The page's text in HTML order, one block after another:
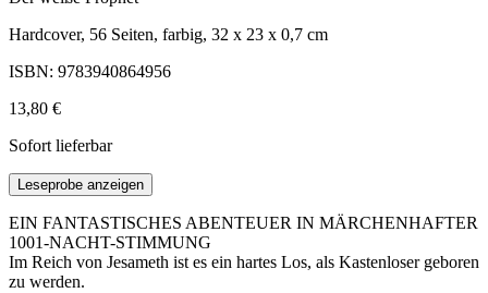
Hardcover, 56 Seiten, farbig, 32 x 23 x 0,7 cm
ISBN: 9783940864956
13,80 €
Sofort lieferbar
Leseprobe anzeigen
EIN FANTASTISCHES ABENTEUER IN MÄRCHENHAFTER
1001-NACHT-STIMMUNG
Im Reich von Jesameth ist es ein hartes Los, als Kastenloser geboren
zu werden.